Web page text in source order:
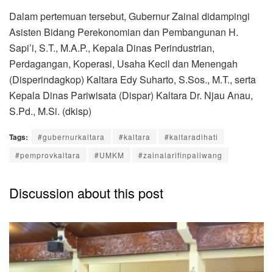
Dalam pertemuan tersebut, Gubernur Zainal didampingi
Asisten Bidang Perekonomian dan Pembangunan H.
Sapi’i, S.T., M.A.P., Kepala Dinas Perindustrian,
Perdagangan, Koperasi, Usaha Kecil dan Menengah
(Disperindagkop) Kaltara Edy Suharto, S.Sos., M.T., serta
Kepala Dinas Pariwisata (Dispar) Kaltara Dr. Njau Anau,
S.Pd., M.Si. (dkisp)
Tags: #gubernurkaltara #kaltara
#kaltaradihati
#pemprovkaltara
#UMKM #zainalarifinpaliwang
Discussion about this post